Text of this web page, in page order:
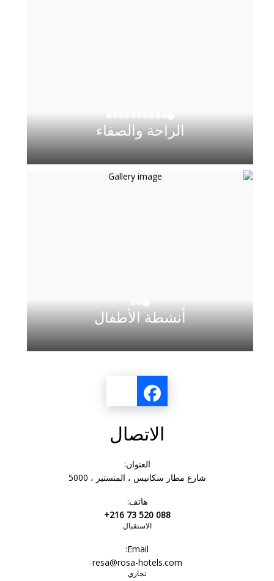
الراحة والصفاء
أنشطة الأطفال
الاتصال
العنوان:
شارع مطار سكانيس ، المنستير ، 5000
هاتف:
+216 73 520 088
الاستقبال
Email:
resa@rosa-hotels.com
تجاري